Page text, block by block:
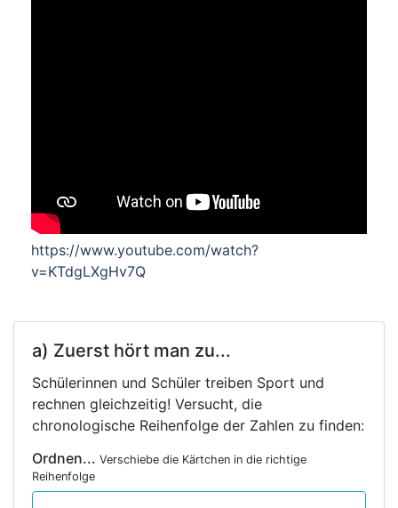
https://www.youtube.com/watch?
v=KTdgLXgHv7Q
a) Zuerst hört man zu...
Schülerinnen und Schüler treiben Sport und
rechnen gleichzeitig! Versucht, die
chronologische Reihenfolge der Zahlen zu finden:
Ordnen... Verschiebe die Kärtchen in die richtige
Reihenfolge